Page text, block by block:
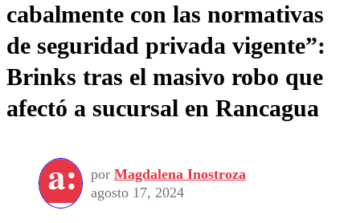
cabalmente con las normativas
de seguridad privada vigente”:
Brinks tras el masivo robo que
afectó a sucursal en Rancagua
por Magdalena Inostroza
agosto 17, 2024